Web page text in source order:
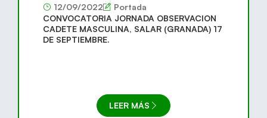
12/09/2022
Portada
CONVOCATORIA JORNADA OBSERVACION
CADETE MASCULINA, SALAR (GRANADA) 17
DE SEPTIEMBRE.
LEER MÁS